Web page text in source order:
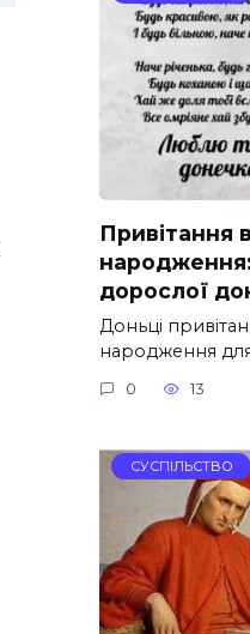
Привітання
дорослої
Доньці
народження
0 13
СУСПІЛЬСТВО